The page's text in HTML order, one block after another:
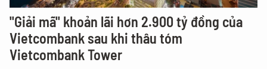
"Giải mã" khoản lãi hơn 2.900 tỷ đồng của
Vietcombank sau khi thâu tóm
Vietcombank Tower